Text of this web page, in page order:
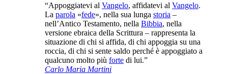
“Appoggiatevi al Vangelo, affidatevi al Vangelo.
La parola «fede», nella sua lunga storia –
nell’Antico Testamento, nella Bibbia, nella
versione ebraica della Scrittura – rappresenta la
situazione di chi si affida, di chi appoggia su una
roccia, di chi si sente saldo perché è appoggiato a
qualcuno molto più forte di lui.”
Carlo Maria Martini